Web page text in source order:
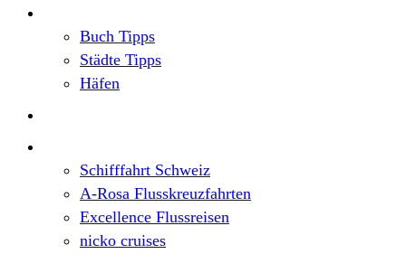
Buch Tipps
Städte Tipps
Häfen
Schifffahrt Schweiz
A-Rosa Flusskreuzfahrten
Excellence Flussreisen
nicko cruises